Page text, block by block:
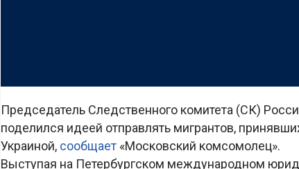
Председатель Следственного комитета (СК)
поделился идеей отправлять мигрантов,
Украиной, сообщает «Московский комсомолец».
Выступая на Петербургском международном